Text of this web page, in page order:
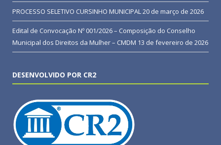
PROCESSO SELETIVO CURSINHO MUNICIPAL20 de março de 2026
Edital de Convocação Nº 001/2026 – Composição do Conselho
Municipal dos Direitos da Mulher – CMDM 13 de fevereiro de 2026
DESENVOLVIDO POR CR2